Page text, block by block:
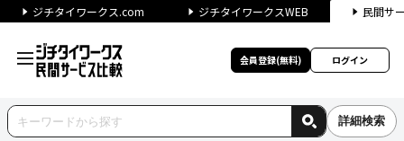
ジチタイワークス.com ジチタイワークスWEB 民間サ
会員登録(無料) ログイン
詳細検索